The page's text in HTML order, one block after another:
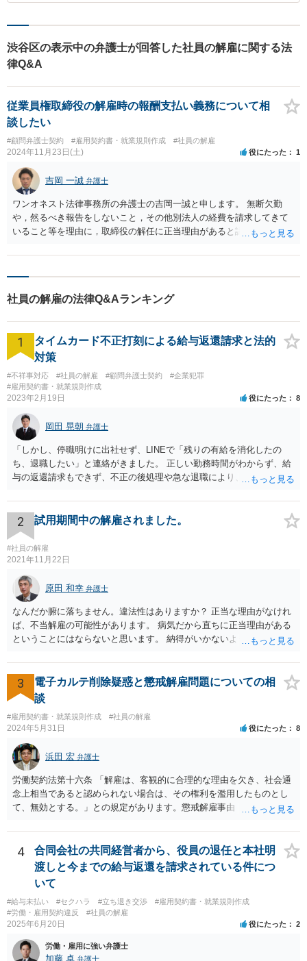
渋谷区の表示中の弁護士が回答した社員の解雇に関する法
律Q&A
従業員権取締役の解雇時の報酬支払い義務について相
談したい
#顧問弁護士契約 #雇用契約書・就業規則作成 #社員の解雇
2024年11月23日(土) 役にたった 1
吉岡 一誠 弁護士
ワンオネスト法律事務所の弁護士の吉岡一誠と申します。 無断欠勤
や，然るべき報告をしないこと，その他別法人の経費を請求してきて
いること等を理由に，取締役の解任に正当理由があると認められる場
ただいた事情だけだと，正当理由があるとはいえないと認定される可
の場合は，役員としての地位が消滅したとしても，労働法上の保護を
役員報酬部分を除いた従業員としての給与の部分については支払いを
要求することができることになります。 正確な見通しを立てるために
れることをお勧めします。
社員の解雇の法律Q&Aランキング
1
タイムカード不正打刻による給与返還請求と法的
対策
#不祥事対応 #社員の解雇 #顧問弁護士契約
#企業犯罪
#雇用契約書・就業規則作成
2023年2月19日 役にたった 8
岡田 晃朝 弁護士
「しかし、停職明けに出社せず、LINEで「残りの有給を消化したの
ち、退職したい」と連絡がきました。 正しい勤務時間がわからず、給
与の返還請求もできず、不正の後処理や急な退職により、社や他のス
状況です。」 大変悪質ですね。打刻場所のデータと、これまでのタイ
ムカードの虚偽を確認し、突き付けて責任を問題にすることになるで
しょう。 詐欺もありうるでしょうね。 「正しい時間がわからないとい
うタイムカード不正打刻による返還請求はどのようにおこなえばよい
でしょうか？」 想定できる虚偽を前提に、相手と協議して詰めればよ
いかと思います。 確実な記録があれば、それによるのがよいですが、
すべては不可能でしょうので。 相手の言動には早急には返事をせずに
弁護士と相談しながら、対応策を検討する方がよいでしょう。 また、
返還が難しい場合、損害賠償を請求する事はできますでしょうか？ 法
的には可能ですが、立証の問題があります。 協議でも問題にできそう
ですが、調停なども検討できるでしょう。 また、返還請求も損害賠償
上がります。 警察に相談されてもよい事案だとは思います。
2 試用期間中の解雇されました。
#社員の解雇
2021年11月22日
原田 和幸 弁護士
なんだか腑に落ちません。違法性はありますか？ 正当な理由がなけれ
ば、不当解雇の可能性があります。 病気だから直ちに正当理由がある
ということにはならないと思います。 納得がいかないようであれば、
ます。
3
電子カルテ削除疑惑と懲戒解雇問題についての相
談
#雇用契約書・就業規則作成 #社員の解雇
2024年5月31日 役にたった 8
浜田 宏 弁護士
労働契約法第十六条 「解雇は、客観的に合理的な理由を欠き、社会通
念上相当であると認められない場合は、その権利を濫用したものとし
て、無効とする。」との規定があります。懲戒解雇事由（通常就業規
けでは判断できませんが、解雇無効を争う余地はあるように思いま
す。 使用者の態度から見て交渉での解決は難しく、労働審判や訴訟
手続で争う必要があると思います。 なるべく早く、弁護士にご相談
されることをおすすめします。
4
合同会社の共同経営者から、役員の退任と本社明
渡しと今までの給与返還を請求されている件につ
いて
#給与未払い #セクハラ #立ち退き交渉
#雇用契約書・就業規則作成
#労働・雇用契約違反
#社員の解雇
2025年6月20日 役にたった 2
労働・雇用に強い弁護士
加藤 卓 弁護士